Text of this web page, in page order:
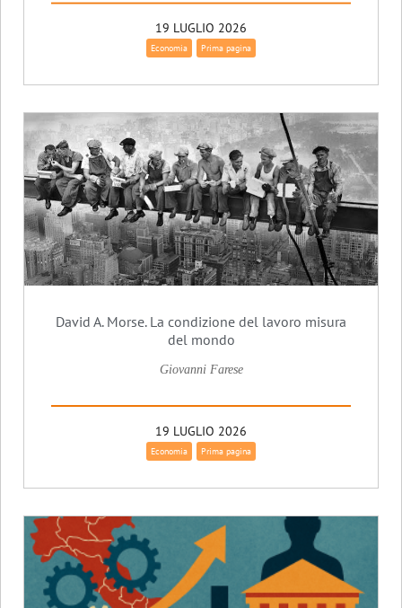
19 LUGLIO 2026
Economia Prima pagina
David A. Morse. La condizione del lavoro misura
del mondo
Giovanni Farese
19 LUGLIO 2026
Economia Prima pagina